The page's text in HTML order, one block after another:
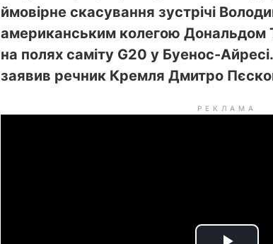
ймовірне скасування зустрічі
американським колегою Дональдом
на полях саміту G20 у Буенос-
заявив речник Кремля Дмитро
РЕКЛАМА